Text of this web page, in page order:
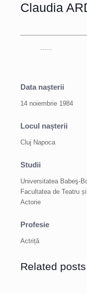
Claudia
......
Data nașterii
14 noiembrie 1984
Locul nașterii
Cluj Napoca
Studii
Universitatea Babeş-
Facultatea de Teatru
Actorie
Profesie
Actriță
Related posts